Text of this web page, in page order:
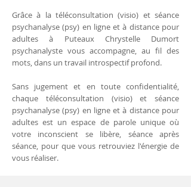
Grâce à la téléconsultation (visio) et séance
psychanalyse (psy) en ligne et à distance pour
adultes à Puteaux Chrystelle Dumort
psychanalyste vous accompagne, au fil des
mots, dans un travail introspectif profond.
Sans jugement et en toute confidentialité,
chaque téléconsultation (visio) et séance
psychanalyse (psy) en ligne et à distance pour
adultes est un espace de parole unique où
votre inconscient se libère, séance après
séance, pour que vous retrouviez l'énergie de
vous réaliser.